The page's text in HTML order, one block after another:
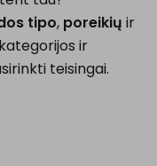
tipo, poreikių ir
ir
teisingai.